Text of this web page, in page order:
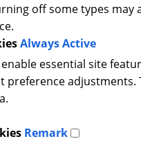
off some types may
Always Active
essential site
preference adjustments.
Remark